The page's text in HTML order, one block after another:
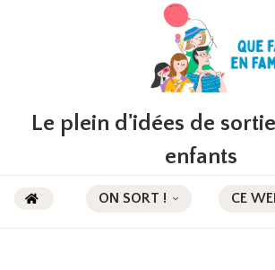
Le plein d'idées de
enfants
ON SORT ! CE